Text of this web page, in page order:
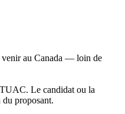
venir au Canada — loin de
Le candidat ou la
proposant.